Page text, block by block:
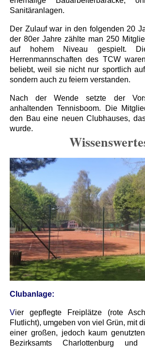
Sanitäranlagen.
Der Zulauf war in den folgenden 20
der 80er Jahre zählte man 250
auf hohem Niveau gespielt.
Herrenmannschaften des TCW
beliebt, weil sie nicht nur sportlich
sondern auch zu feiern verstanden.
Nach der Wende setzte der
anhaltenden Tennisboom. Die
den Bau eine neuen Clubhauses,
wurde.
Clubanlage:
Vier gepflegte Freiplätze (rote
Flutlicht), umgeben von viel Grün, mit
einer großen, jedoch kaum
Bezirksamts Charlottenburg